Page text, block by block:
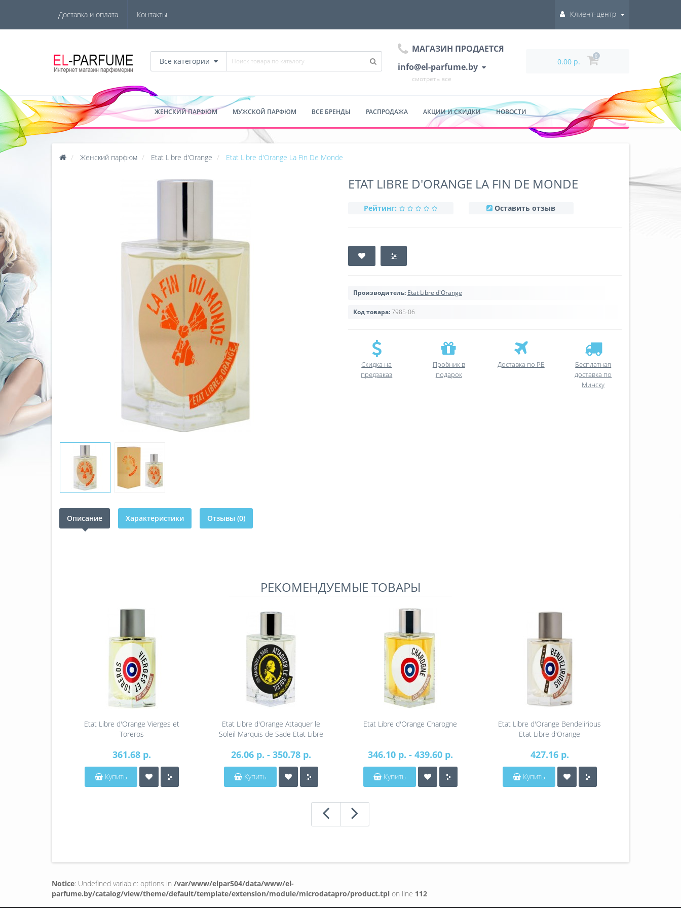
Доставка и оплата Контакты Клиент-центр
Все категории
МАГАЗИН ПРОДАЕТСЯ
info@el-parfume.by
смотреть все
0.00 р.
0
ЖЕНСКИЙ ПАРФЮМ МУЖСКОЙ ПАРФЮМ ВСЕ БРЕНДЫ РАСПРОДАЖА АКЦИИ И СКИДКИ НОВОСТИ
Женский парфюм Etat Libre d'Orange Etat Libre d'Orange La Fin De Monde
ETAT LIBRE D'ORANGE LA FIN DE MONDE
Рейтинг: Оставить отзыв
Производитель: Etat Libre d'Orange
Код товара:7985-06
Скидка на
предзаказ
Пробник в
подарок
Доставка по РБ
Бесплатная
доставка по
Минску
Описание Характеристики Отзывы (0)
РЕКОМЕНДУЕМЫЕ ТОВАРЫ
Etat Libre d'Orange Vierges et
Toreros
361.68 р.
Купить
Etat Libre d'Orange Attaquer le
Soleil Marquis de Sade Etat Libre
26.06 р. - 350.78 р.
Купить
Etat Libre d'Orange Charogne
346.10 р. - 439.60 р.
Купить
Etat Libre d'Orange Bendelirious
Etat Libre d'Orange
427.16 р.
Купить
Notice: Undefined variable: options in /var/www/elpar504/data/www/el-
parfume.by/catalog/view/theme/default/template/extension/module/microdatapro/product.tpl on line 112